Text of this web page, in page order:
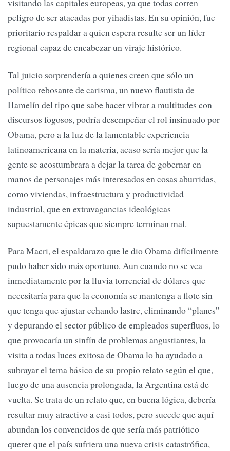
visitando las capitales europeas, ya que todas corren
peligro de ser atacadas por yihadistas. En su opinión, fue
prioritario respaldar a quien espera resulte ser un líder
regional capaz de encabezar un viraje histórico.
Tal juicio sorprendería a quienes creen que sólo un
político rebosante de carisma, un nuevo flautista de
Hamelín del tipo que sabe hacer vibrar a multitudes con
discursos fogosos, podría desempeñar el rol insinuado por
Obama, pero a la luz de la lamentable experiencia
latinoamericana en la materia, acaso sería mejor que la
gente se acostumbrara a dejar la tarea de gobernar en
manos de personajes más interesados en cosas aburridas,
como viviendas, infraestructura y productividad
industrial, que en extravagancias ideológicas
supuestamente épicas que siempre terminan mal.
Para Macri, el espaldarazo que le dio Obama difícilmente
pudo haber sido más oportuno. Aun cuando no se vea
inmediatamente por la lluvia torrencial de dólares que
necesitaría para que la economía se mantenga a flote sin
que tenga que ajustar echando lastre, eliminando “planes”
y depurando el sector público de empleados superfluos, lo
que provocaría un sinfín de problemas angustiantes, la
visita a todas luces exitosa de Obama lo ha ayudado a
subrayar el tema básico de su propio relato según el que,
luego de una ausencia prolongada, la Argentina está de
vuelta. Se trata de un relato que, en buena lógica, debería
resultar muy atractivo a casi todos, pero sucede que aquí
abundan los convencidos de que sería más patriótico
querer que el país sufriera una nueva crisis catastrófica,